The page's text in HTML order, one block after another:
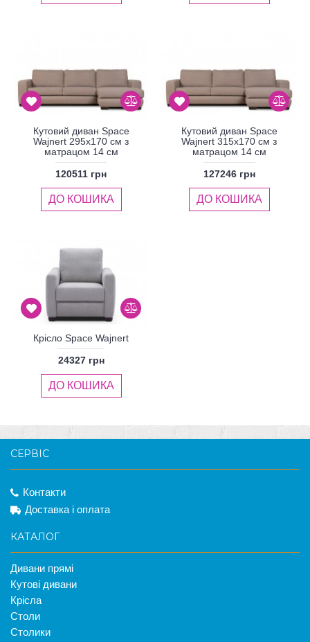
Кутовий диван Space
Wajnert 295x170 см з
матрацом 14 см
120511 грн
ДО КОШИКА
Кутовий диван Space
Wajnert 315x170 см з
матрацом 14 см
127246 грн
ДО КОШИКА
Крісло Space Wajnert
24327 грн
ДО КОШИКА
СЕРВІС
Контакти
Доставка і оплата
КАТАЛОГ
Дивани прямі
Кутові дивани
Крісла
Столи
Столики